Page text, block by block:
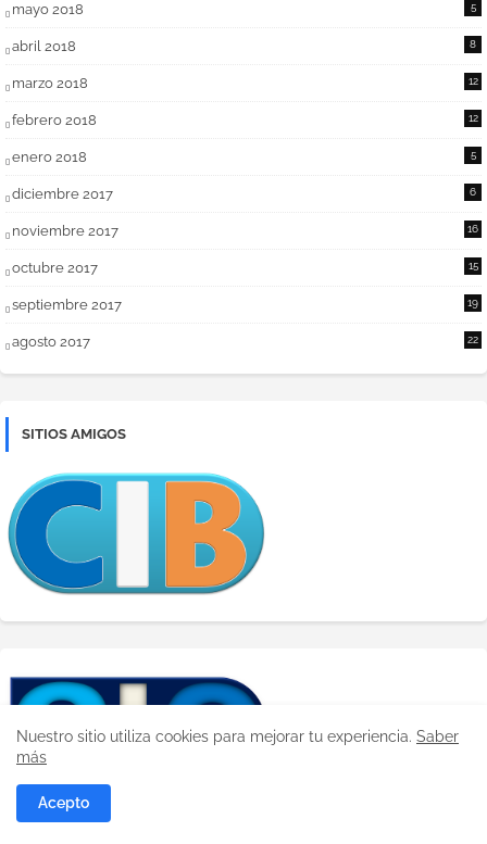
mayo 2018 5
abril 2018 8
marzo 2018 12
febrero 2018 12
enero 2018 5
diciembre 2017 6
noviembre 2017 16
octubre 2017 15
septiembre 2017 19
agosto 2017 22
SITIOS AMIGOS
Nuestro sitio utiliza cookies para mejorar tu experiencia. Saber
más
Acepto